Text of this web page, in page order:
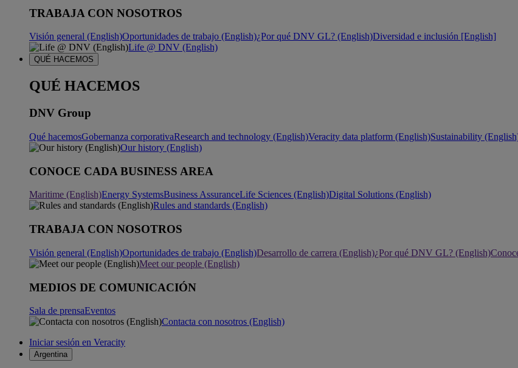
TRABAJA CON NOSOTROS
Visión general (English)Oportunidades de trabajo (English)¿Por qué DNV GL? (English)Diversidad e inclusión [English]
Life @ DNV (English)
QUÉ HACEMOS
QUÉ HACEMOS
DNV Group
Qué hacemosGobernanza corporativaResearch and technology (English)Veracity data platform (English)Sustainability
Our history (English)
CONOCE CADA BUSINESS AREA
Maritime (English)Energy SystemsBusiness AssuranceLife Sciences (English)Digital Solutions (English)
Rules and standards (English)
TRABAJA CON NOSOTROS
Visión general (English)Oportunidades de trabajo (English)Desarrollo de carrera (English)¿Por qué DNV GL? (English)
Meet our people (English)
MEDIOS DE COMUNICACIÓN
Sala de prensaEventos
Contacta con nosotros (English)
Iniciar sesión en Veracity
Argentina